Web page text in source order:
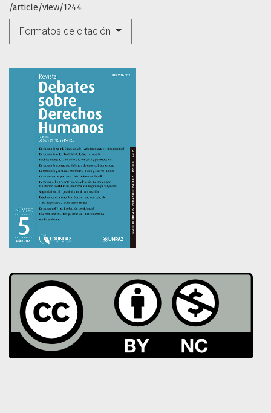
/article/view/1244
Formatos de citación